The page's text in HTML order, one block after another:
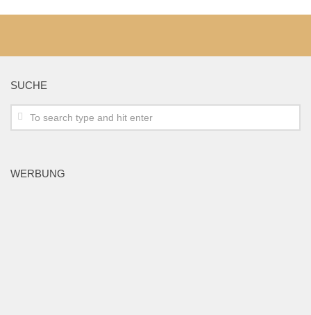
SUCHE
WERBUNG